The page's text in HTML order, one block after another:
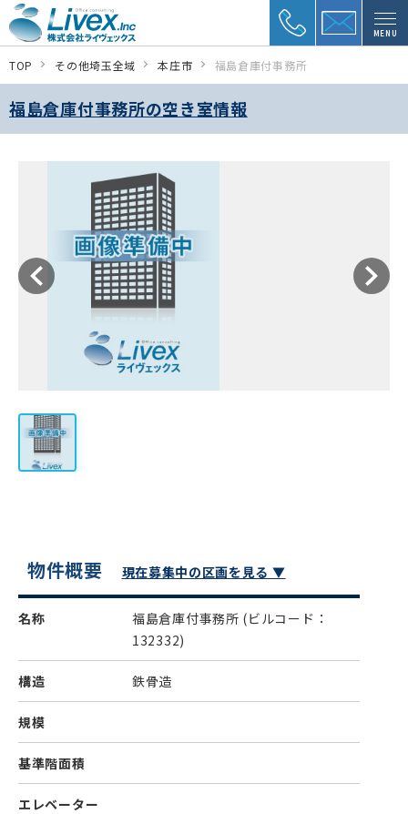
MENU
TOP その他埼玉全域 本庄市 福島倉庫付事務所
福島倉庫付事務所の空き室情報
物件概要 現在募集中の区画を見る ▼
名称 福島倉庫付事務所 (ビルコード：
132332)
構造 鉄骨造
規模
基準階面積
エレベーター